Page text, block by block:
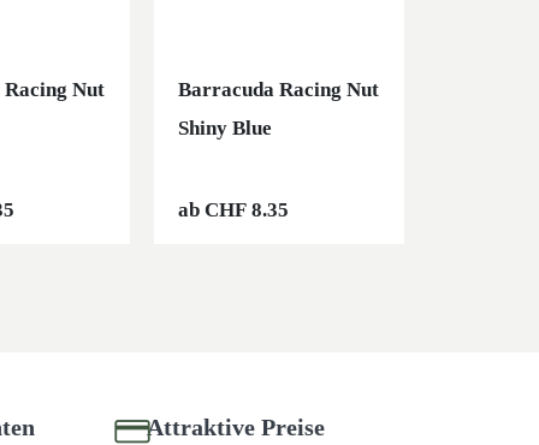
Nut
Barracuda Racing Nut
Shiny Blue
ab CHF 8.35
Attraktive Preise